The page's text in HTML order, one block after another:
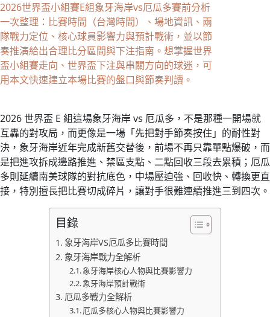
2026世界盃小組賽E組象牙海岸vs厄瓜多賽前分析
一次整理：比賽時間（台灣時間）、場地資訊、兩
隊戰力定位、核心球員影響力與預計戰術，並以節
奏推演給出合理比分區間與下注指南。想掌握世界
盃小組賽走向、世界盃下注與串關方向的球迷，可
用本文快速建立本場比賽的盤口與節奏判讀。
2026 世界盃 E 組這場象牙海岸 vs 厄瓜多，不是那種一開場就
互轟的對攻局，而更像是一場「先把對手節奏按住」的耐性對
決，象牙海岸近年完成新舊交替後，前場不再只靠單點爆破，而
是把進攻拆成邊路推進、禁區支點、二點回收三段去累積；厄瓜
多則延續南美球隊的對抗底色，中場壓迫強、回收快、轉換更直
接，特別擅長把比賽切成碎片，讓對手很難連續推進三到四次。
目錄
象牙海岸VS厄瓜多比賽時間
象牙海岸戰力全解析
象牙海岸核心人物與比賽影響力
象牙海岸預計戰術
厄瓜多戰力全解析
厄瓜多核心人物與比賽影響力